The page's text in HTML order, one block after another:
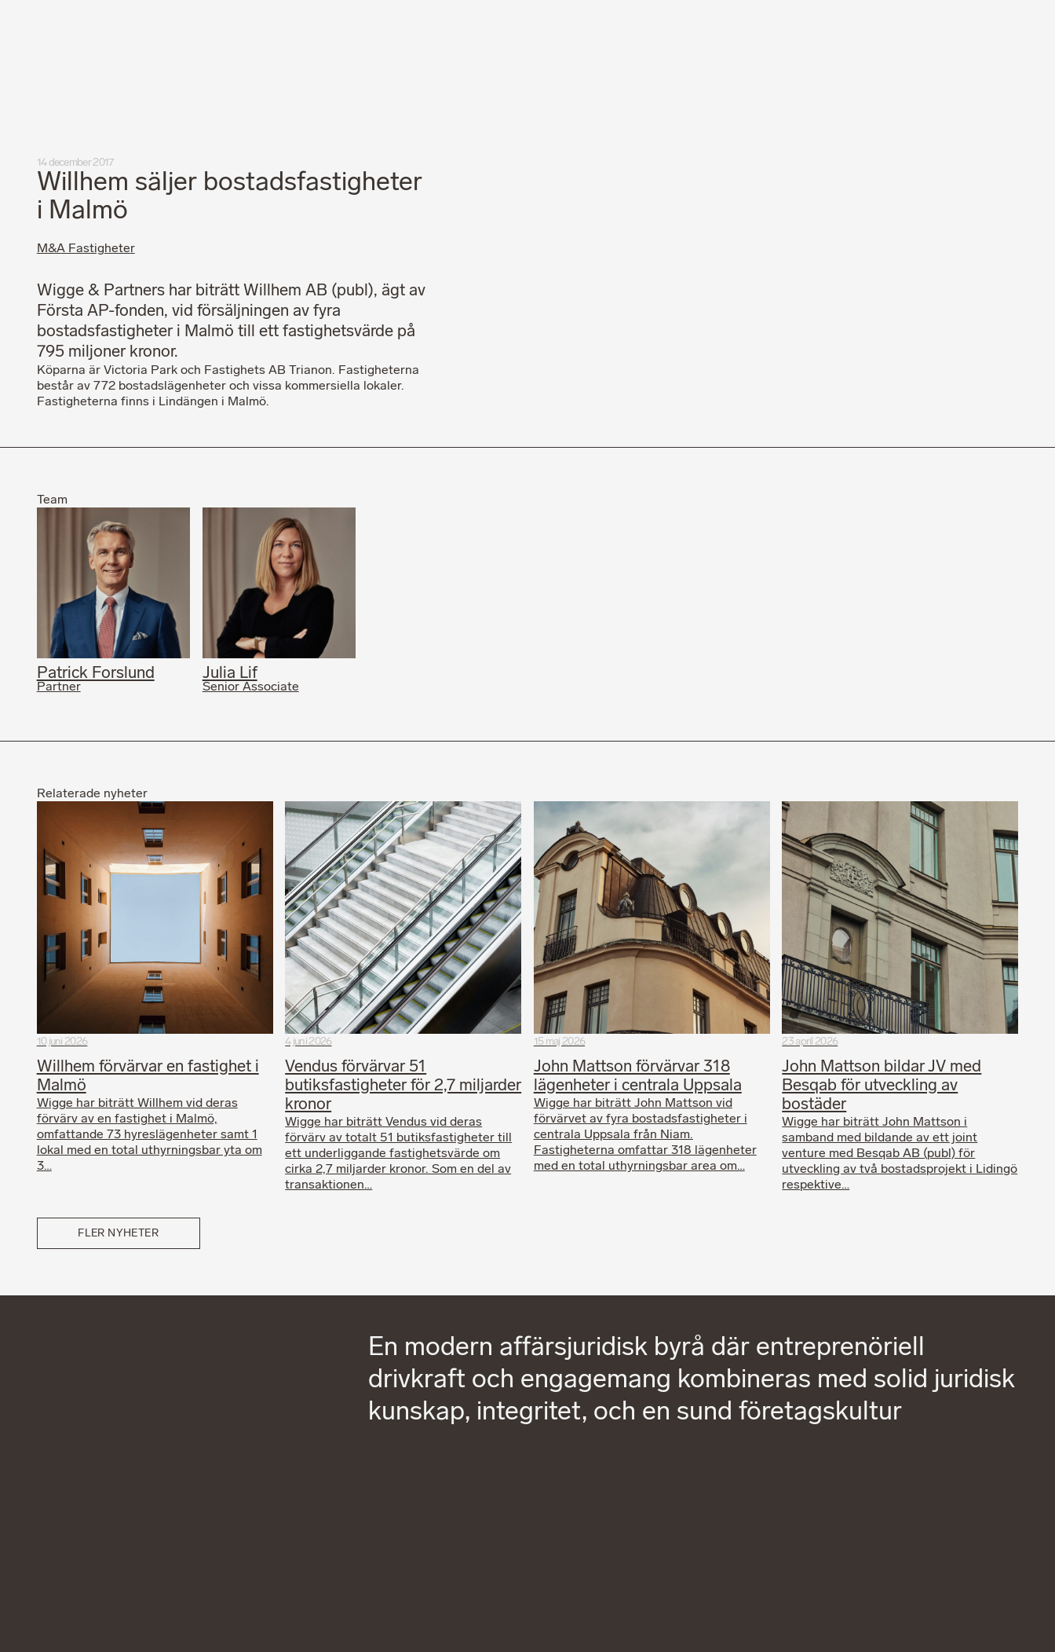
14 december 2017
Willhem säljer bostadsfastigheter
i Malmö
M&A Fastigheter
Wigge & Partners har biträtt Willhem AB (publ), ägt av
Första AP-fonden, vid försäljningen av fyra
bostadsfastigheter i Malmö till ett fastighetsvärde på
795 miljoner kronor.
Köparna är Victoria Park och Fastighets AB Trianon. Fastigheterna
består av 772 bostadslägenheter och vissa kommersiella lokaler.
Fastigheterna finns i Lindängen i Malmö.
Team
Patrick Forslund
Partner
Julia Lif
Senior Associate
Relaterade nyheter
10 juni 2026
Willhem förvärvar en fastighet i
Malmö
Wigge har biträtt Willhem vid deras
förvärv av en fastighet i Malmö,
omfattande 73 hyreslägenheter samt 1
lokal med en total uthyrningsbar yta om
3…
4 juni 2026
Vendus förvärvar 51
butiksfastigheter för 2,7 miljarder
kronor
Wigge har biträtt Vendus vid deras
förvärv av totalt 51 butiksfastigheter till
ett underliggande fastighetsvärde om
cirka 2,7 miljarder kronor. Som en del av
transaktionen…
15 maj 2026
John Mattson förvärvar 318
lägenheter i centrala Uppsala
Wigge har biträtt John Mattson vid
förvärvet av fyra bostadsfastigheter i
centrala Uppsala från Niam.
Fastigheterna omfattar 318 lägenheter
med en total uthyrningsbar area om…
23 april 2026
John Mattson bildar JV med
Besqab för utveckling av
bostäder
Wigge har biträtt John Mattson i
samband med bildande av ett joint
venture med Besqab AB (publ) för
utveckling av två bostadsprojekt i Lidingö
respektive…
FLER NYHETER
En modern affärsjuridisk byrå där entreprenöriell
drivkraft och engagemang kombineras med solid juridisk
kunskap, integritet, och en sund företagskultur